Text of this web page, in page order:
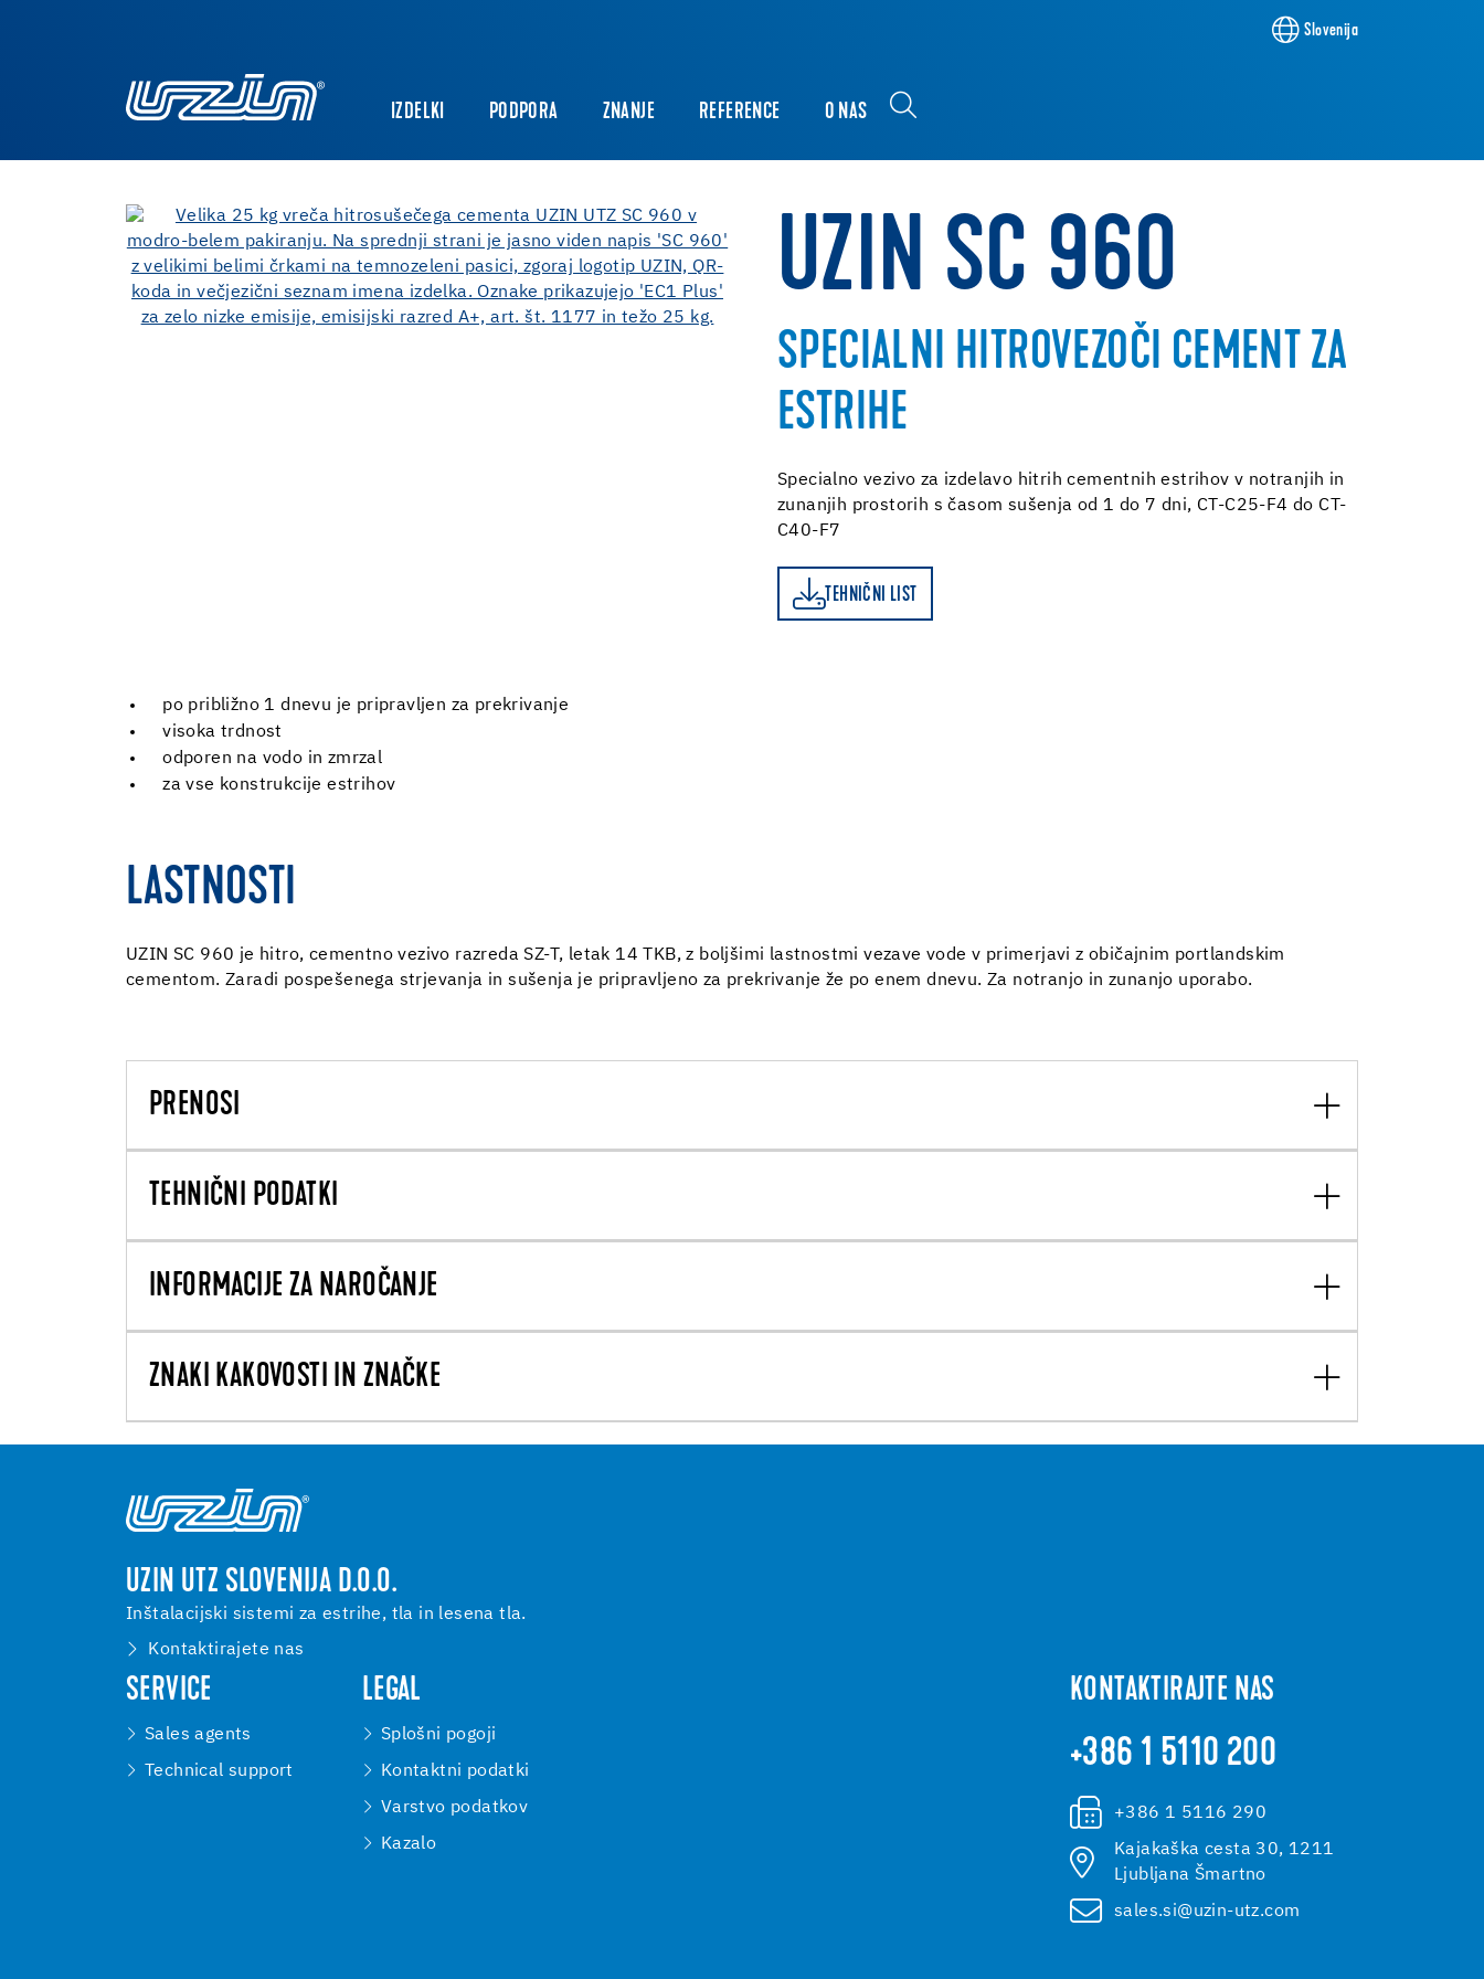
Slovenija
IZDELKI PODPORA ZNANJE REFERENCE O NAS
UZIN SC 960
SPECIALNI HITROVEZOČI CEMENT ZA
ESTRIHE
Specialno vezivo za izdelavo hitrih cementnih estrihov v notranjih in
zunanjih prostorih s časom sušenja od 1 do 7 dni, CT-C25-F4 do CT-
C40-F7
TEHNIČNI LIST
po približno 1 dnevu je pripravljen za prekrivanje
visoka trdnost
odporen na vodo in zmrzal
za vse konstrukcije estrihov
LASTNOSTI
UZIN SC 960 je hitro, cementno vezivo razreda SZ-T, letak 14 TKB, z boljšimi lastnostmi vezave vode v primerjavi z običajnim portlandskim
cementom. Zaradi pospešenega strjevanja in sušenja je pripravljeno za prekrivanje že po enem dnevu. Za notranjo in zunanjo uporabo.
PRENOSI
TEHNIČNI PODATKI
INFORMACIJE ZA NAROČANJE
ZNAKI KAKOVOSTI IN ZNAČKE
UZIN UTZ SLOVENIJA D.O.O.
Inštalacijski sistemi za estrihe, tla in lesena tla.
Kontaktirajete nas
SERVICE
Sales agents
Technical support
LEGAL
Splošni pogoji
Kontaktni podatki
Varstvo podatkov
Kazalo
KONTAKTIRAJTE NAS
+386 1 5110 200
+386 1 5116 290
Kajakaška cesta 30, 1211
Ljubljana Šmartno
sales.si@uzin-utz.com